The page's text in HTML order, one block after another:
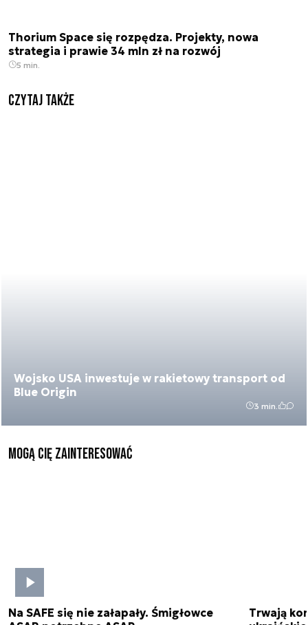
Thorium Space się rozpędza. Projekty, nowa
strategia i prawie 34 mln zł na rozwój
5 min.
Czytaj także
Wojsko USA inwestuje w rakietowy transport od
Blue Origin
3 min.
Mogą Cię zainteresować
Na SAFE się nie załapały. Śmigłowce
Trwają